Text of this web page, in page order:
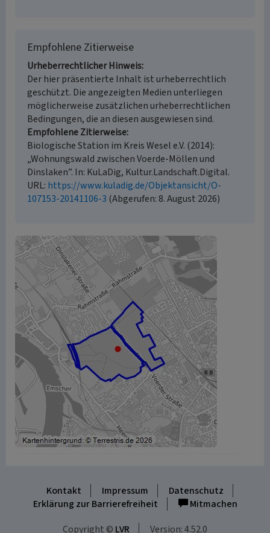
Empfohlene Zitierweise
Urheberrechtlicher Hinweis
Der hier präsentierte Inhalt ist urheberrechtlich
geschützt. Die angezeigten Medien unterliegen
möglicherweise zusätzlichen urheberrechtlichen
Bedingungen, die an diesen ausgewiesen sind.
Empfohlene Zitierweise
Biologische Station im Kreis Wesel e.V. (2014):
„Wohnungswald zwischen Voerde-Möllen und
Dinslaken”. In: KuLaDig, Kultur.Landschaft.Digital.
URL: https://www.kuladig.de/Objektansicht/O-
107153-20141106-3 (Abgerufen: 8. August 2026)
Kontakt Impressum
Datenschutz
Erklärung zur Barrierefreiheit
Mitmachen
Copyright © LVR Version: 4.52.0